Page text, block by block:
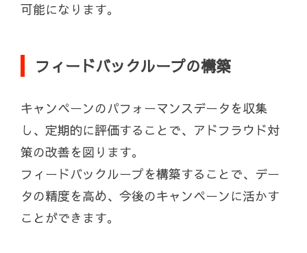
可能になります。
フィードバックループの構築
キャンペーンのパフォーマンスデータを収集
し、定期的に評価することで、アドフラウド対
策の改善を図ります。
フィードバックループを構築することで、デー
タの精度を高め、今後のキャンペーンに活かす
ことができます。